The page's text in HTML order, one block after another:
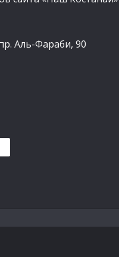
Аль-Фараби, 90